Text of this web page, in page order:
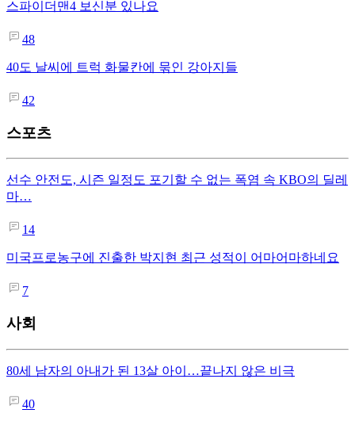
스파이더맨4 보신분 있나요
48
40도 날씨에 트럭 화물칸에 묶인 강아지들
42
스포츠
선수 안전도, 시즌 일정도 포기할 수 없는 폭염 속 KBO의 딜레
마…
14
미국프로농구에 진출한 박지현 최근 성적이 어마어마하네요
7
사회
80세 남자의 아내가 된 13살 아이…끝나지 않은 비극
40